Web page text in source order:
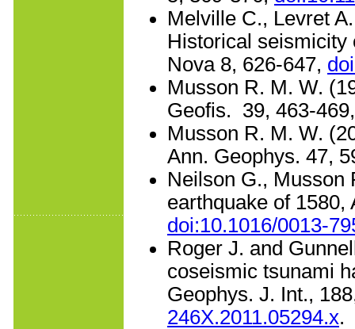
Melville C., Levret
Historical seismicity
Nova 8, 626-647,
Musson R. M. W.
Geofis. 39, 463-
Musson R. M. W.
Ann. Geophys. 47,
Neilson G., Musson
earthquake of 1580,
doi:10.1016/0013-
Roger J. and
coseismic tsunami
Geophys. J. Int.,
246X.2011.05294.x.